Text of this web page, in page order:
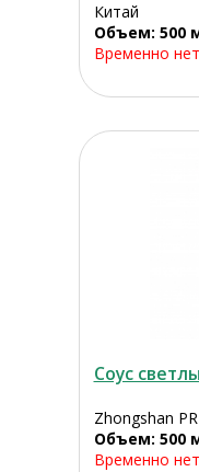
Китай
Объем: 500
Временно нет
Соус
Zhongshan
Объем: 500
Временно нет